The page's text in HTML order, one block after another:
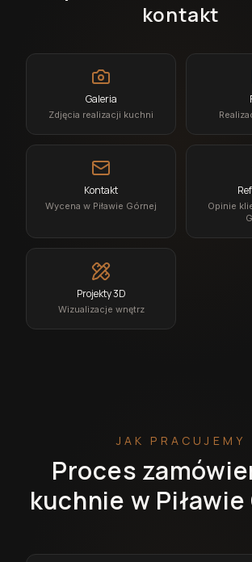
kontakt
Galeria
Zdjęcia realizacji kuchni
Kontakt
Wycena w Piławie Górnej
Opinie
Projekty 3D
Wizualizacje wnętrz
JAK PRACUJEMY
Proces
kuchnie w